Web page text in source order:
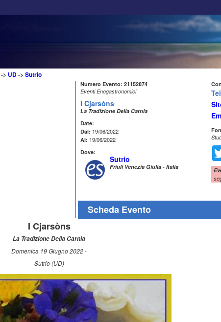
-> UD-> Sutrio
Numero Evento: 21152874
Eventi Enogastronomici
I Cjarsòns
La Tradizione Della Carnia
Date:
Dal: 19/06/2022
Al: 19/06/2022
Dove:
Sutrio
Friuli Venezia Giulia - Italia
Scheda Evento
I Cjarsòns
La Tradizione Della Carnia
Domenica 19 Giugno 2022 -
Sutrio (UD)